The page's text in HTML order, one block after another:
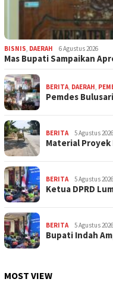
BISNIS, DAERAH 6 Agustus 2026
Mas Bupati Sampaikan
BERITA, DAERAH,
Pemdes
BERITA 5 Agustus 2026
Material
BERITA 5 Agustus 2026
Ketua DPRD
BERITA 5 Agustus 2026
Bupati Indah
MOST VIEW